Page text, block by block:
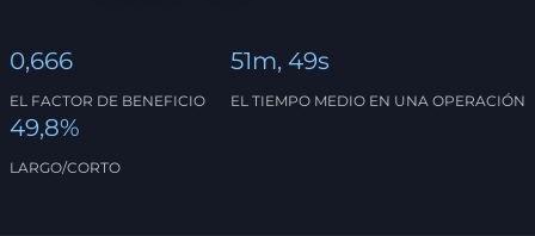
0,666
EL FACTOR DE BENEFICIO
51m, 49s
EL TIEMPO MEDIO EN UNA OPERACIÓN
49,8%
LARGO/CORTO